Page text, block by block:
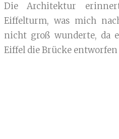
Die Architektur
Eiffelturm, was mich
nicht groß wunderte, da
Eiffel die Brücke entworfen